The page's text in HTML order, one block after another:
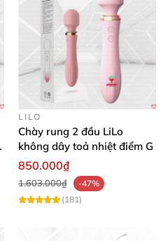
LILO
Chày rung 2 đầu LiLo
không dây toả nhiệt điểm G
850.000₫
1.603.000₫
-47%
(181)